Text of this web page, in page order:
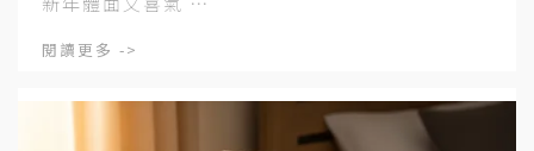
閱讀更多 ->